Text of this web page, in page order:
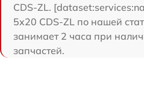
CDS-ZL.
5x20 CDS-ZL по нашей
занимает 2 часа при
запчастей.